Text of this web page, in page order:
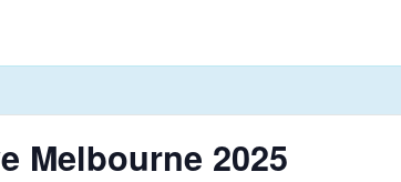
Melbourne 2025